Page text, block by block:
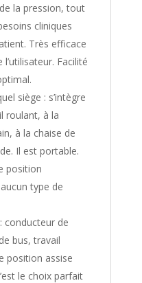
la pression, tout
cliniques
Très efficace
Facilité
siège : s’intègre
roulant, à la
à la chaise de
Il est portable.
position
type de
conducteur de
bus, travail
position assise
le choix parfait